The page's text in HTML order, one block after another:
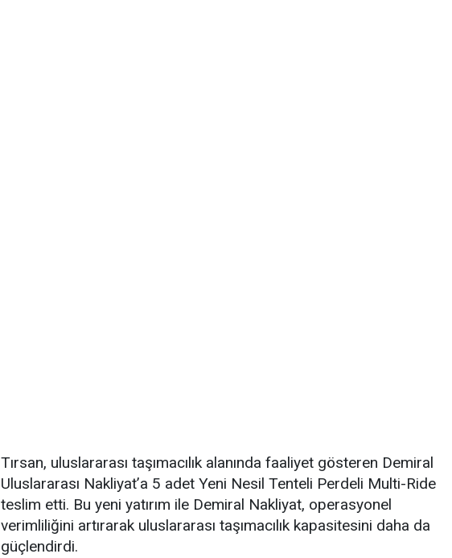
Tırsan, uluslararası taşımacılık alanında faaliyet gösteren Demiral
Uluslararası Nakliyat’a 5 adet Yeni Nesil Tenteli Perdeli Multi-Ride
teslim etti. Bu yeni yatırım ile Demiral Nakliyat, operasyonel
verimliliğini artırarak uluslararası taşımacılık kapasitesini daha da
güçlendirdi.